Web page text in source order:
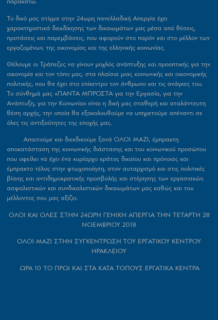
Το δικό μας στίγμα στην 24ωρη πανελλαδική Απεργία έχει
χαρακτηριστικά διεκδίκησης των δικαιωμάτων μας μέσα από θέσεις,
προτάσεις και παρεμβάσεις, που αφορούν στο παρόν και στο μέλλον των
εργαζομένων, της οικονομίας και της ελληνικής κοινωνίας.
Θέλουμε οι Τράπεζες να γίνουν μοχλός ανάπτυξης και προοπτικής για την
οικονομία και τον τόπο μας, στα πλαίσια μιας κοινωνικής και οικονομικής
πολιτικής, που θα έχει στο επίκεντρο τον άνθρωπο και τις ανάγκες του.
Το σύνθημά μας «ΠΑΝΤΑ ΜΠΡΟΣΤΑ για την Εργασία, για την
Ανάπτυξη, για την Κοινωνία» είναι η δική μας σταθερή και αταλάντευτη
θέση αρχής, την οποία θα εξακολουθούμε να υπηρετούμε απέναντι σε
όλες τις αντιξοότητες της εποχής μας.
Απαιτούμε και διεκδικούμε ξανά ΟΛΟΙ ΜΑΖΙ, έμπρακτη
αποκατάσταση της κοινωνικής διάστασης και του κοινωνικού προσώπου
που οφείλει να έχει ένα κυρίαρχο κράτος δικαίου και πρόνοιας και
έμπρακτο τέλος στην φτωχοποίηση, στον αυταρχισμό και στις πολιτικές
βίαιης και αντιδημοκρατικής προσβολής και στέρησης των εργασιακών,
ασφαλιστικών και συνδικαλιστικών δικαιωμάτων μας καθώς και του
μέλλοντος που μας αξίζει.
ΟΛΟΙ ΚΑΙ ΟΛΕΣ ΣΤΗΝ 24ΩΡΗ ΓΕΝΙΚΗ ΑΠΕΡΓΙΑ ΤΗΝ ΤΕΤΑΡΤΗ 28
ΝΟΕΜΒΡΙΟΥ 2018
ΟΛΟΙ ΜΑΖΙ ΣΤΗΝ ΣΥΓΚΕΝΤΡΩΣΗ ΤΟΥ ΕΡΓΑΤΙΚΟΥ ΚΕΝΤΡΟΥ
ΗΡΑΚΛΕΙΟΥ
ΩΡΑ 10 ΤΟ ΠΡΩΙ ΚΑΙ ΣΤΑ ΚΑΤΑ ΤΟΠΟΥΣ ΕΡΓΑΤΙΚΑ ΚΕΝΤΡΑ